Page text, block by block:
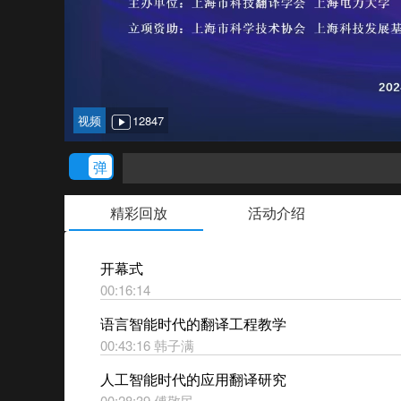
视频 12847
精彩回放 活动介绍
开幕式
00:16:14
语言智能时代的翻译工程教学
00:43:16 韩子满
人工智能时代的应用翻译研究